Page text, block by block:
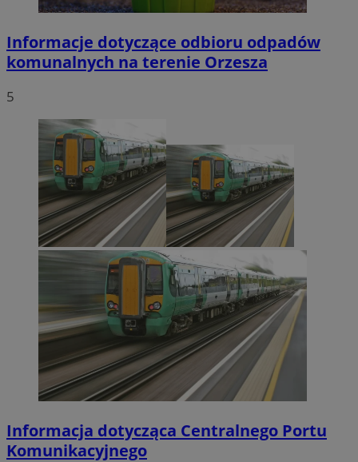
Informacje dotyczące odbioru odpadów
komunalnych na terenie Orzesza
5
Informacja dotycząca Centralnego Portu
Komunikacyjnego